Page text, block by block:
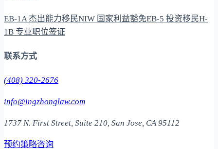
EB-1A 杰出能力移民NIW 国家利益豁免EB-5 投资移民H-
1B 专业职位签证
联系方式
(408) 320-2676
info@ingzhonglaw.com
1737 N. First Street, Suite 210, San Jose, CA 95112
预约策略咨询